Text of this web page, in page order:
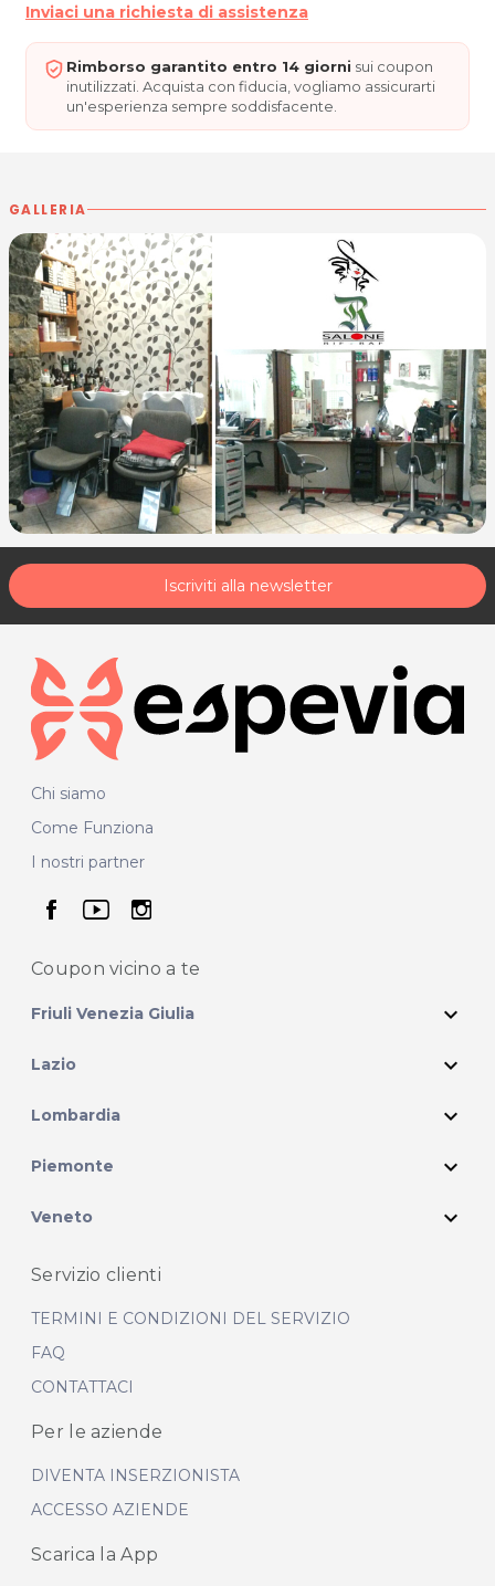
acquisto scrivi a
posta@espevia.it
Inviaci una richiesta di assistenza
Rimborso garantito entro 14 giorni sui coupon
inutilizzati. Acquista con fiducia, vogliamo assicurarti
un'esperienza sempre soddisfacente.
GALLERIA
Iscriviti alla newsletter
Chi siamo
Come Funziona
I nostri partner
seguici su facebook
seguici su youtube
seguici su instagram
Coupon vicino a te
Friuli Venezia Giulia expand_more
Lazio expand_more
Lombardia expand_more
Piemonte expand_more
Veneto expand_more
Servizio clienti
TERMINI E CONDIZIONI DEL SERVIZIO
FAQ
CONTATTACI
Per le aziende
DIVENTA INSERZIONISTA
ACCESSO AZIENDE
Scarica la App